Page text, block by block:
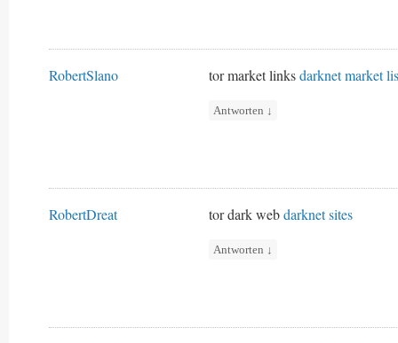
RobertSlano tor market linksdarknet market
Antworten ↓
RobertDreat tor dark webdarknet sites
Antworten ↓